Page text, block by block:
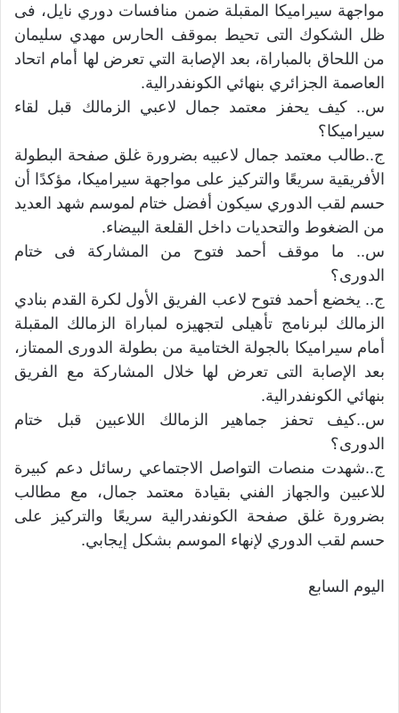
مواجهة سيراميكا المقبلة ضمن منافسات دوري نايل، فى
ظل الشكوك التى تحيط بموقف الحارس مهدي سليمان
من اللحاق بالمباراة، بعد الإصابة التي تعرض لها أمام اتحاد
العاصمة الجزائري بنهائي الكونفدرالية.
س.. كيف يحفز معتمد جمال لاعبي الزمالك قبل لقاء
سيراميكا؟
ج..طالب معتمد جمال لاعبيه بضرورة غلق صفحة البطولة
الأفريقية سريعًا والتركيز على مواجهة سيراميكا، مؤكدًا أن
حسم لقب الدوري سيكون أفضل ختام لموسم شهد العديد
من الضغوط والتحديات داخل القلعة البيضاء.
س.. ما موقف أحمد فتوح من المشاركة فى ختام
الدورى؟
ج.. يخضع أحمد فتوح لاعب الفريق الأول لكرة القدم بنادي
الزمالك لبرنامج تأهيلى لتجهيزه لمباراة الزمالك المقبلة
أمام سيراميكا بالجولة الختامية من بطولة الدورى الممتاز،
بعد الإصابة التى تعرض لها خلال المشاركة مع الفريق
بنهائي الكونفدرالية.
س..كيف تحفز جماهير الزمالك اللاعبين قبل ختام
الدورى؟
ج..شهدت منصات التواصل الاجتماعي رسائل دعم كبيرة
للاعبين والجهاز الفني بقيادة معتمد جمال، مع مطالب
بضرورة غلق صفحة الكونفدرالية سريعًا والتركيز على
حسم لقب الدوري لإنهاء الموسم بشكل إيجابي.
اليوم السابع